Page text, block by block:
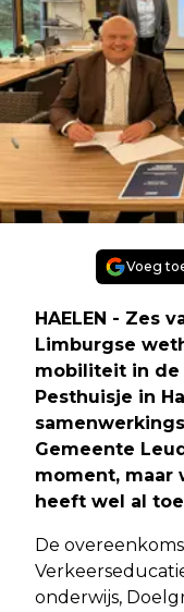
Voeg
HAELEN - Zes
Limburgse
mobiliteit in
Pesthuisje in
Gemeente
moment, maar
heeft wel al
De
onderwijs,